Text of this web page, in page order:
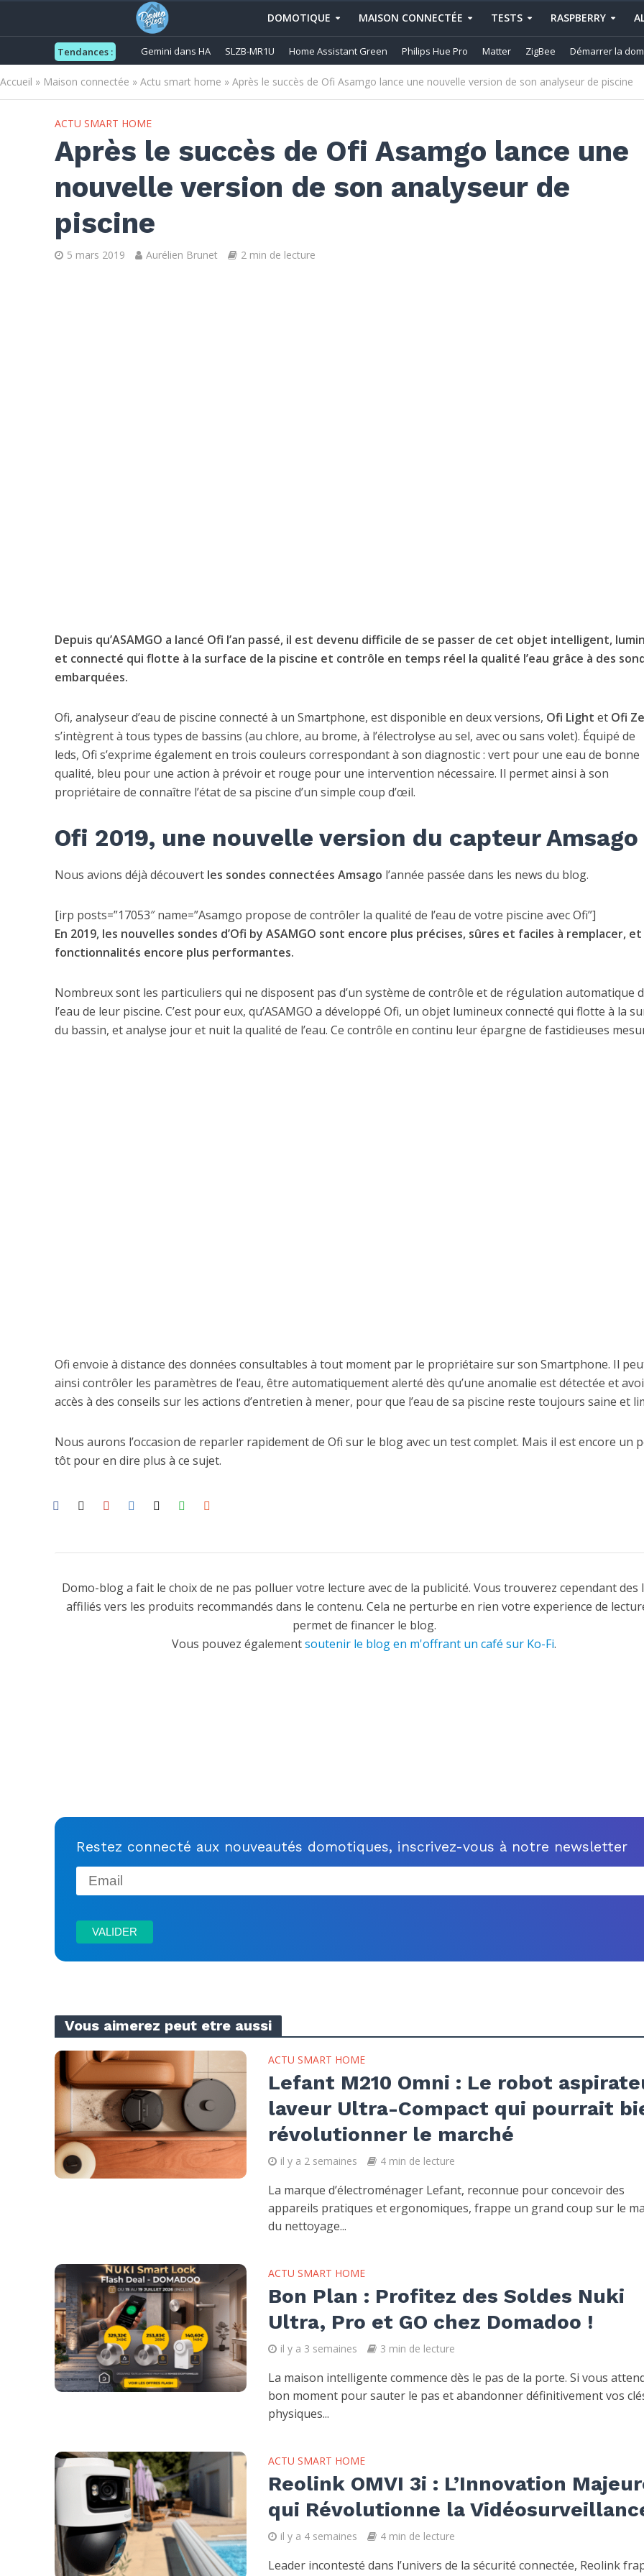
DOMOTIQUE MAISON CONNECTÉE TESTS RASPBERRY
Tendances : Gemini dans HA SLZB-MR1U Home Assistant Green Philips Hue Pro Matter ZigBee Démarrer la
Accueil » Maison connectée » Actu smart home » Après le succès de Ofi Asamgo lance une nouvelle version de son analyseur de piscine
ACTU SMART HOME
Après le succès de Ofi Asamgo lance une
nouvelle version de son analyseur de
piscine
5 mars 2019 Aurélien Brunet 2 min de lecture
Depuis qu’ASAMGO a lancé Ofi l’an passé, il est devenu difficile de se passer de cet objet intelligent,
et connecté qui flotte à la surface de la piscine et contrôle en temps réel la qualité l’eau grâce à des
embarquées.
Ofi, analyseur d’eau de piscine connecté à un Smartphone, est disponible en deux versions, Ofi Light et Ofi
s’intègrent à tous types de bassins (au chlore, au brome, à l’électrolyse au sel, avec ou sans volet). Équipé de
leds, Ofi s’exprime également en trois couleurs correspondant à son diagnostic : vert pour une eau de bonne
qualité, bleu pour une action à prévoir et rouge pour une intervention nécessaire. Il permet ainsi à son
propriétaire de connaître l’état de sa piscine d’un simple coup d’œil.
Ofi 2019, une nouvelle version du capteur Amsago
Nous avions déjà découvert les sondes connectées Amsago l’année passée dans les news du blog.
[irp posts=”17053″ name=”Asamgo propose de contrôler la qualité de l’eau de votre piscine avec Ofi”]
En 2019, les nouvelles sondes d’Ofi by ASAMGO sont encore plus précises, sûres et faciles à remplacer, et
fonctionnalités encore plus performantes.
Nombreux sont les particuliers qui ne disposent pas d’un système de contrôle et de régulation automatique
l’eau de leur piscine. C’est pour eux, qu’ASAMGO a développé Ofi, un objet lumineux connecté qui flotte à la
du bassin, et analyse jour et nuit la qualité de l’eau. Ce contrôle en continu leur épargne de fastidieuses
Ofi envoie à distance des données consultables à tout moment par le propriétaire sur son Smartphone. Il
ainsi contrôler les paramètres de l’eau, être automatiquement alerté dès qu’une anomalie est détectée et
accès à des conseils sur les actions d’entretien à mener, pour que l’eau de sa piscine reste toujours saine et
Nous aurons l’occasion de reparler rapidement de Ofi sur le blog avec un test complet. Mais il est encore un
tôt pour en dire plus à ce sujet.
Domo-blog a fait le choix de ne pas polluer votre lecture avec de la publicité. Vous trouverez cependant des
affiliés vers les produits recommandés dans le contenu. Cela ne perturbe en rien votre experience de
permet de financer le blog.
Vous pouvez égalementsoutenir le blog en m'offrant un café sur Ko-Fi.
Restez connecté aux nouveautés domotiques, inscrivez-vous à notre newsletter
Vous aimerez peut etre aussi
ACTU SMART HOME
Lefant M210 Omni : Le robot
laveur Ultra-Compact qui pourrait
révolutionner le marché
il y a 2 semaines 4 min de lecture
La marque d’électroménager Lefant, reconnue pour concevoir des
appareils pratiques et ergonomiques, frappe un grand coup sur le
du nettoyage...
ACTU SMART HOME
Bon Plan : Profitez des Soldes Nuki
Ultra, Pro et GO chez Domadoo !
il y a 3 semaines 3 min de lecture
La maison intelligente commence dès le pas de la porte. Si vous
bon moment pour sauter le pas et abandonner définitivement vos
physiques...
ACTU SMART HOME
Reolink OMVI 3i : L’Innovation
qui Révolutionne la
il y a 4 semaines 4 min de lecture
Leader incontesté dans l’univers de la sécurité connectée, Reolink